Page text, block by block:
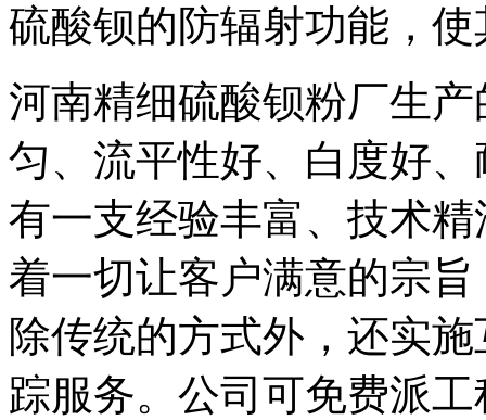
硫酸钡的防辐射功能，
河南精细硫酸钡粉厂生产
匀、流平性好、白度好
有一支经验丰富、技术
着一切让客户满意的宗
除传统的方式外，还实
踪服务。公司可免费派